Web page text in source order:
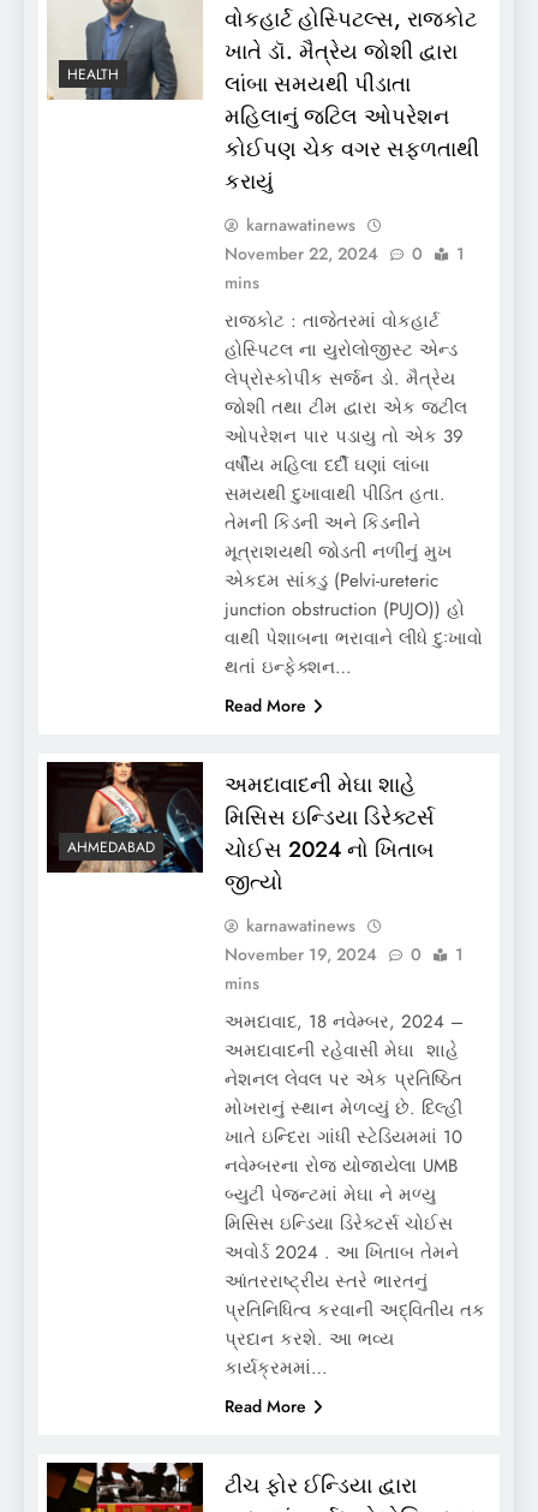
HEALTH
વોકહાર્ટ હોસ્પિટલ્સ, રાજકોટ
ખાતે ડૉ. મૈત્રેય જોશી દ્વારા
લાંબા સમયથી પીડાતા
મહિલાનું જટિલ ઓપરેશન
કોઈપણ ચેક વગર સફળતાથી
કરાયું
karnawatinews
November 22, 2024
0
1
mins
રાજકોટ : તાજેતરમાં વોકહાર્ટ
હોસ્પિટલ ના યુરોલોજીસ્ટ એન્ડ
લેપ્રોસ્કોપીક સર્જન ડો. મૈત્રેય
જોશી તથા ટીમ દ્વારા એક જટીલ
ઓપરેશન પાર પડાયુ તો એક 39
વર્ષીય મહિલા દર્દી ઘણાં લાંબા
સમયથી દુખાવાથી પીડિત હતા.
તેમની કિડની અને કિડનીને
મૂત્રાશયથી જોડતી નળીનું મુખ
એકદમ સાંકડુ (Pelvi-ureteric
junction obstruction (PUJO)) હો
વાથી પેશાબના ભરાવાને લીધે દુઃખાવો
થતાં ઇન્ફેક્શન…
Read More
AHMEDABAD
અમદાવાદની મેઘા શાહે
મિસિસ ઇન્ડિયા ડિરેક્ટર્સ
ચોઈસ 2024 નો ખિતાબ
જીત્યો
karnawatinews
November 19, 2024
0
1
mins
અમદાવાદ, 18 નવેમ્બર, 2024 –
અમદાવાદની રહેવાસી મેઘા શાહે
નેશનલ લેવલ પર એક પ્રતિષ્ઠિત
મોખરાનું સ્થાન મેળવ્યું છે. દિલ્હી
ખાતે ઇન્દિરા ગાંધી સ્ટેડિયમમાં 10
નવેમ્બરના રોજ યોજાયેલા UMB
બ્યુટી પેજન્ટમાં મેઘા ને મળ્યુ
મિસિસ ઇન્ડિયા ડિરેક્ટર્સ ચોઈસ
અવોર્ડ 2024 . આ ખિતાબ તેમને
આંતરરાષ્ટ્રીય સ્તરે ભારતનું
પ્રતિનિધિત્વ કરવાની અદ્વિતીય તક
પ્રદાન કરશે. આ ભવ્ય
કાર્યક્રમમાં…
Read More
ટીચ ફોર ઈન્ડિયા દ્વારા